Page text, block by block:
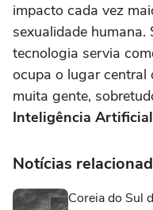
impacto cada vez
sexualidade humana.
tecnologia servia
ocupa o lugar central
muita gente,
Inteligência Artificial
Notícias
Coreia do Sul